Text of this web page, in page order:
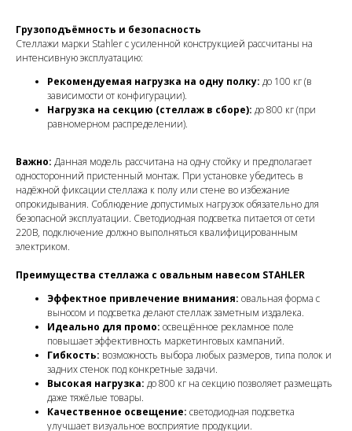
Грузоподъёмность и безопасность
Стеллажи марки Stahler с усиленной конструкцией рассчитаны на
интенсивную эксплуатацию:
Рекомендуемая нагрузка на одну полку: до 100 кг (в
зависимости от конфигурации).
Нагрузка на секцию (стеллаж в сборе): до 800 кг (при
равномерном распределении).
Важно: Данная модель рассчитана на одну стойку и предполагает
односторонний пристенный монтаж. При установке убедитесь в
надёжной фиксации стеллажа к полу или стене во избежание
опрокидывания. Соблюдение допустимых нагрузок обязательно для
безопасной эксплуатации. Светодиодная подсветка питается от сети
220В, подключение должно выполняться квалифицированным
электриком.
Преимущества стеллажа с овальным навесом STAHLER
Эффектное привлечение внимания: овальная форма с
выносом и подсветка делают стеллаж заметным издалека.
Идеально для промо: освещённое рекламное поле
повышает эффективность маркетинговых кампаний.
Гибкость: возможность выбора любых размеров, типа полок и
задних стенок под конкретные задачи.
Высокая нагрузка: до 800 кг на секцию позволяет размещать
даже тяжёлые товары.
Качественное освещение: светодиодная подсветка
улучшает визуальное восприятие продукции.